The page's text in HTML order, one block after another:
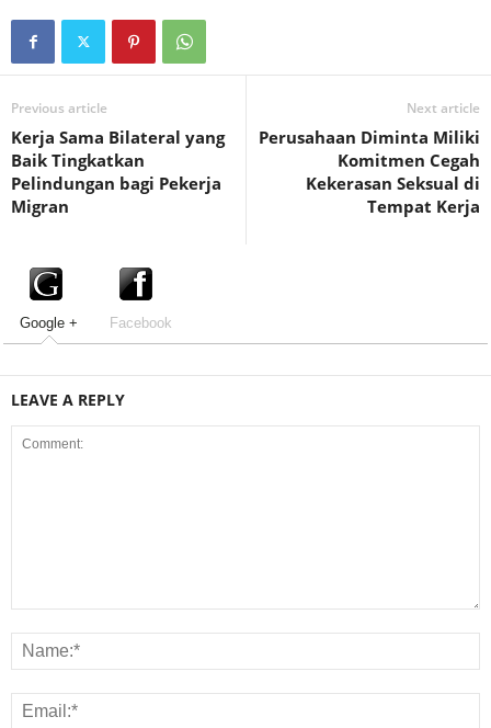
Previous article
Kerja Sama Bilateral yang
Baik Tingkatkan
Pelindungan bagi Pekerja
Migran
Next article
Perusahaan Diminta Miliki
Komitmen Cegah
Kekerasan Seksual di
Tempat Kerja
Google + Facebook
LEAVE A REPLY